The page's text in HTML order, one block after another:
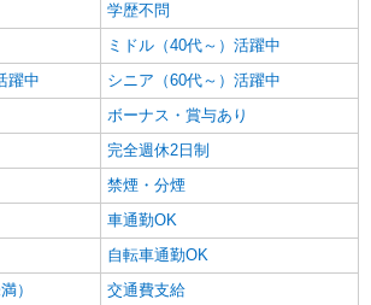
2001810
栗原市】キレイな病院で未経験OKの看護助
手★柔軟シフト◎
時給1350円〜2062円 ＜日払い有/週払い有/交
費全支給(ガソリン代含む)＞
栗原市｜来社不要♪
詳細を見る
学歴不問
ミドル（40代～）活躍中
躍中
シニア（60代～）活躍中
ボーナス・賞与あり
完全週休2日制
禁煙・分煙
車通勤OK
自転車通勤OK
）
交通費支給